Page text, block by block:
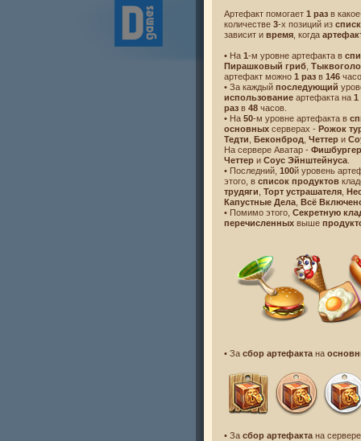
Новости
Лицензионное
Политика
©
Все
Артефакт помогает 1 раз в
количестве 3-х позиций из
зависит и время , когда
• На 1-м уровне артефакта в
Пирашковый гриб
артефакт можно 1 раз в 146
• За каждый последующий
использование артефакта на 1
раз в 48 часов.
• На 50-м уровне артефакта в
основных серверах - Рожок
Тедти Беконброд Четтер и
На сервере Аватар - Фишбургер
Четтер и Соус Эйнштейнуса
• Последний, 100й уровень
этого, в список продуктов
трудяги Торт устрашателя
Капустные Дела Всё
• Помимо этого, Секретную
перечисленных выше
• За сбор артефакта на
• За сбор артефакта на